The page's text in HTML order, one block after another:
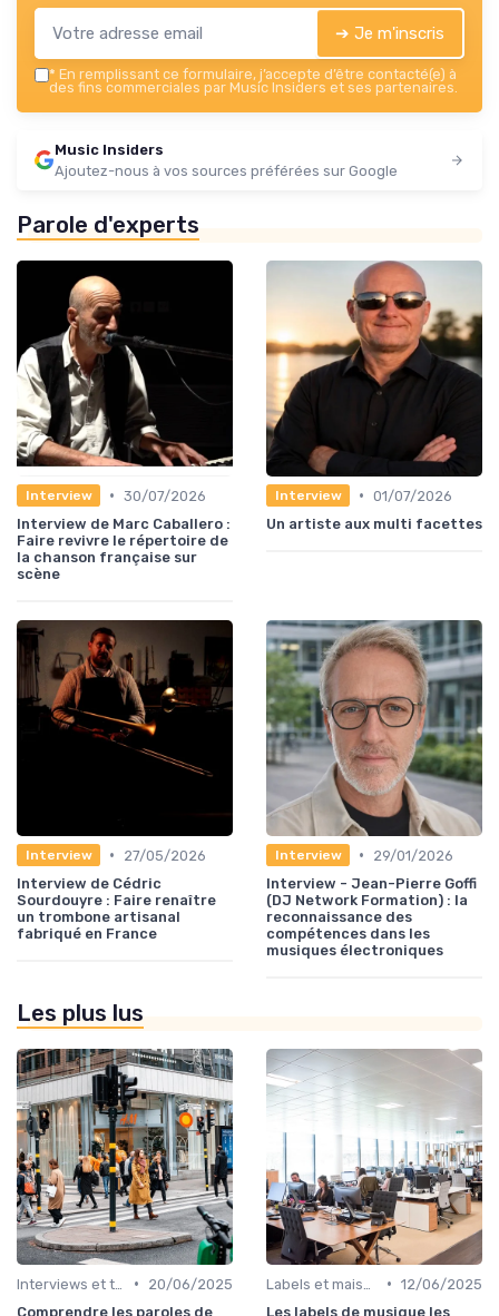
➔ Je m'inscris
* En remplissant ce formulaire, j’accepte d’être contacté(e) à
des fins commerciales par Music Insiders et ses partenaires.
Music Insiders
Ajoutez-nous à vos sources préférées sur Google
Parole d'experts
Interview • 30/07/2026
Interview de Marc Caballero :
Faire revivre le répertoire de
la chanson française sur
scène
Interview • 01/07/2026
Un artiste aux multi facettes
Interview •
27/05/2026
Interview de Cédric
Sourdouyre : Faire renaître
un trombone artisanal
fabriqué en France
Interview •
29/01/2026
Interview - Jean-Pierre Goffi
(DJ Network Formation) : la
reconnaissance des
compétences dans les
musiques électroniques
Les plus lus
•
20/06/2025
Comprendre les paroles de
• 12/06/2025
Les labels de musique les